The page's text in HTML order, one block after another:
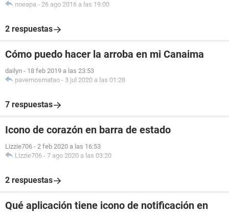
noeapa - 26 ago 2016 a las 19:00
2 respuestas
Cómo puedo hacer la arroba en mi Canaima
dailyn - 18 feb 2019 a las 23:53
pavernosmatao - 3 jul 2020 a las 01:28
7 respuestas
Icono de corazón en barra de estado
Lizzie706 - 2 feb 2020 a las 16:53
Lizzie706 - 7 ago 2020 a las 03:20
2 respuestas
Qué aplicación tiene icono de notificación en